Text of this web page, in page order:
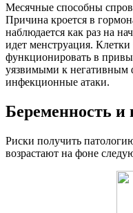
Месячные способны
Причина кроется в
наблюдается как раз на
идет менструация.
функционировать в
уязвимыми к негативным
инфекционные атаки.
Беременность и
Риски получить
возрастают на фоне